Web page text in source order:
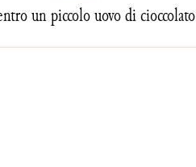
un piccolo uovo di cioccolato